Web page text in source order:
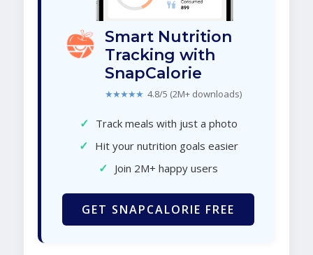
Smart Nutrition
Tracking with
SnapCalorie
★★★★★ 4.8/5 (2M+ downloads)
✓ Track meals with just a photo
✓ Hit your nutrition goals easier
✓ Join 2M+ happy users
GET SNAPCALORIE FREE